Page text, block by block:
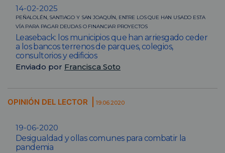
14-02-2025
PEÑALOLÉN, SANTIAGO Y SAN JOAQUÍN, ENTRE LOS QUE HAN USADO ESTA
VÍA PARA PAGAR DEUDAS O FINANCIAR PROYECTOS
Leaseback: los municipios que han arriesgado ceder
a los bancos terrenos de parques, colegios,
consultorios y edificios
Enviado por Francisca Soto
OPINIÓN DEL LECTOR 19.06.2020
19-06-2020
Desigualdad y ollas comunes para combatir la
pandemia